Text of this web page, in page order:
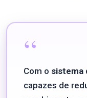
“
Com o sistema
capazes de